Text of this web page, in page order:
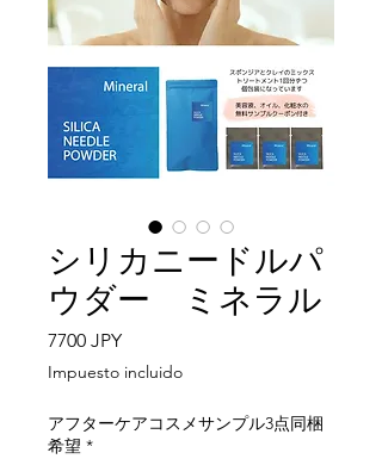
シリカニードルパ
ウダー ミネラル
7700 JPYPrecio
Impuesto incluido
アフターケアコスメサンプル3点同梱
希望 *